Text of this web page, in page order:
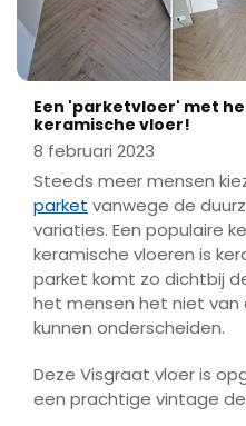
Een 'parketvloer' met
keramische vloer!
8 februari 2023
Steeds meer mensen
parket vanwege de
variaties. Een populaire
keramische vloeren is
parket komt zo dichtbij
het mensen het niet
kunnen onderscheiden.
Deze Visgraat vloer is
een prachtige vintage